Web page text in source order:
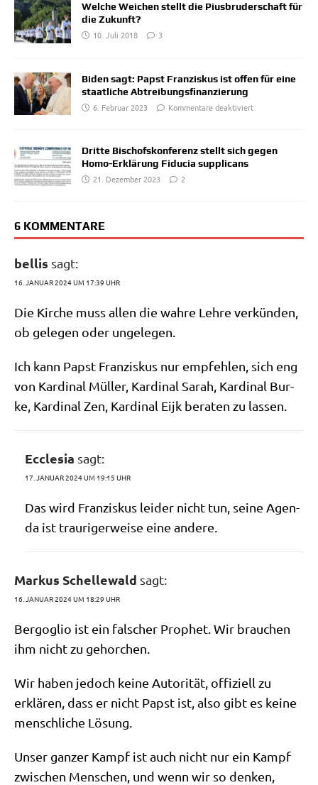
Welche Weichen stellt die Piusbruderschaft für
die Zukunft?
10. Juli 2018
3
Biden sagt: Papst Franziskus ist offen für eine
staatliche Abtreibungsfinanzierung
6. Februar 2023
Kommentare deaktiviert
Dritte Bischofskonferenz stellt sich gegen
Homo-Erklärung Fiducia supplicans
21. Dezember 2023
2
6 KOMMENTARE
bellis sagt:
16. JANUAR 2024 UM 17:39 UHR
Die Kir­che muss allen die wah­re Leh­re ver­kün­den,
ob gele­gen oder ungelegen.
Ich kann Papst Fran­zis­kus nur emp­feh­len, sich eng
von Kar­di­nal Mül­ler, Kar­di­nal Sarah, Kar­di­nal Bur­
ke, Kar­di­nal Zen, Kar­di­nal Eijk bera­ten zu lassen.
Ecclesia sagt:
17. JANUAR 2024 UM 19:15 UHR
Das wird Fran­zis­kus lei­der nicht tun, sei­ne Agen­
da ist trau­ri­ger­wei­se eine andere.
Markus Schellewald sagt:
16. JANUAR 2024 UM 18:29 UHR
Berg­o­glio ist ein fal­scher Pro­phet. Wir brau­chen
ihm nicht zu gehorchen.
Wir haben jedoch kei­ne Auto­ri­tät, offi­zi­ell zu
erklä­ren, dass er nicht Papst ist, also gibt es kei­ne
mensch­li­che Lösung.
Unser gan­zer Kampf ist auch nicht nur ein Kampf
zwi­schen Men­schen, und wenn wir so den­ken,